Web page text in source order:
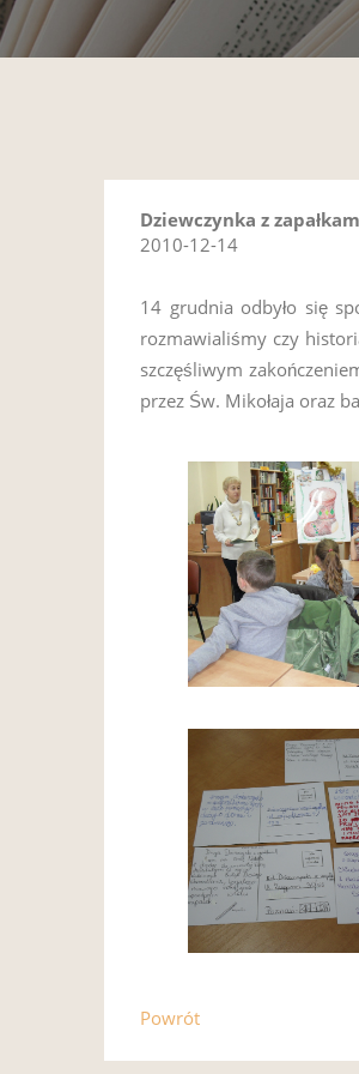
Dziewczynka z
2010-12-14
14 grudnia odbyło się
rozmawialiśmy czy
szczęśliwym
przez Św. Mikołaja oraz
Powrót